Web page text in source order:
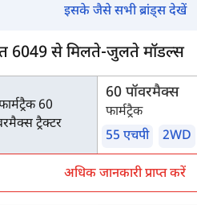
इसके जैसे सभी ब्रांड्स देखें
6049 से मिलते-जुलते मॉडल्स
60 पॉवरमैक्स
फार्मट्रैक
55 एचपी
2WD
अधिक जानकारी प्राप्त करें